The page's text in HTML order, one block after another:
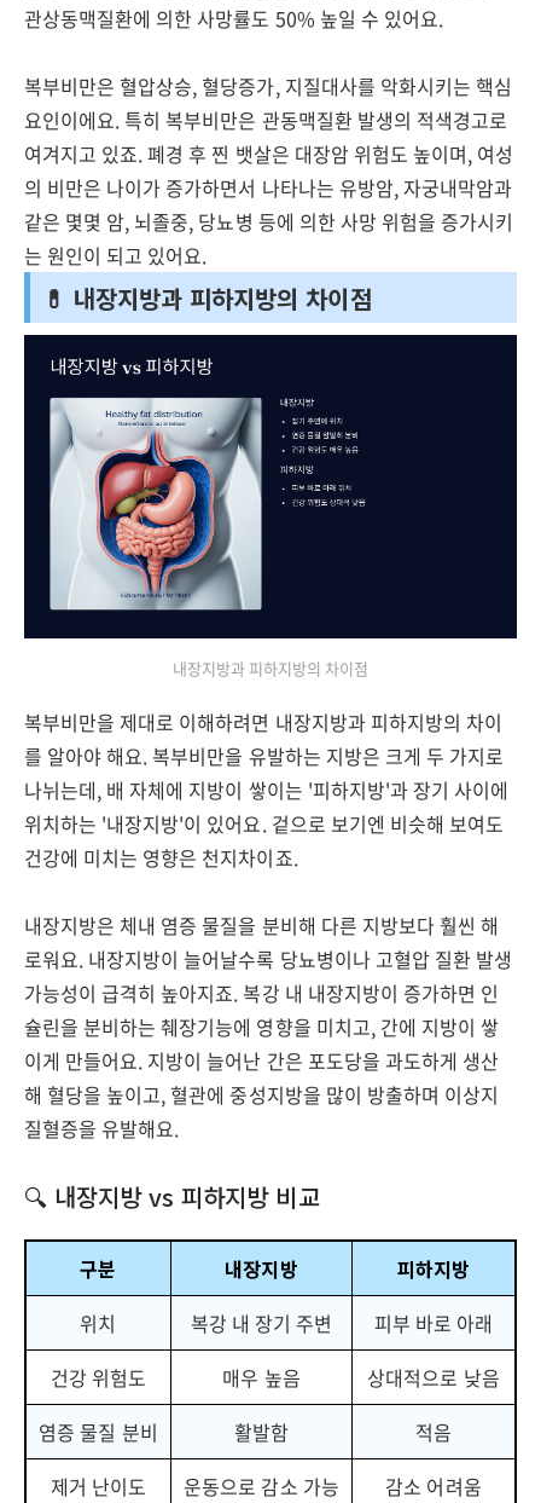
관상동맥질환에 의한 사망률도 50% 높일 수 있어요.
복부비만은 혈압상승, 혈당증가, 지질대사를 악화시키는 핵심
요인이에요. 특히 복부비만은 관동맥질환 발생의 적색경고로
여겨지고 있죠. 폐경 후 찐 뱃살은 대장암 위험도 높이며, 여성
의 비만은 나이가 증가하면서 나타나는 유방암, 자궁내막암과
같은 몇몇 암, 뇌졸중, 당뇨병 등에 의한 사망 위험을 증가시키
는 원인이 되고 있어요.
💊 내장지방과 피하지방의 차이점
내장지방과 피하지방의 차이점
복부비만을 제대로 이해하려면 내장지방과 피하지방의 차이
를 알아야 해요. 복부비만을 유발하는 지방은 크게 두 가지로
나뉘는데, 배 자체에 지방이 쌓이는 '피하지방'과 장기 사이에
위치하는 '내장지방'이 있어요. 겉으로 보기엔 비슷해 보여도
건강에 미치는 영향은 천지차이죠.
내장지방은 체내 염증 물질을 분비해 다른 지방보다 훨씬 해
로워요. 내장지방이 늘어날수록 당뇨병이나 고혈압 질환 발생
가능성이 급격히 높아지죠. 복강 내 내장지방이 증가하면 인
슐린을 분비하는 췌장기능에 영향을 미치고, 간에 지방이 쌓
이게 만들어요. 지방이 늘어난 간은 포도당을 과도하게 생산
해 혈당을 높이고, 혈관에 중성지방을 많이 방출하며 이상지
질혈증을 유발해요.
🔍 내장지방 vs 피하지방 비교
구분 내장지방
피하지방
위치
복강 내 장기 주변
피부 바로 아래
건강 위험도
매우 높음
상대적으로 낮음
염증 물질 분비
활발함
적음
제거 난이도
운동으로 감소 가능
감소 어려움